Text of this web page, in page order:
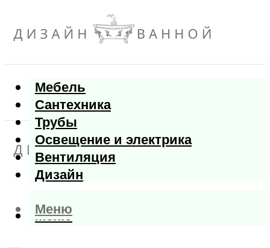
Мебель
Сантехника
Трубы
Освещение и электрика
Вентиляция
Дизайн
Меню
Меню